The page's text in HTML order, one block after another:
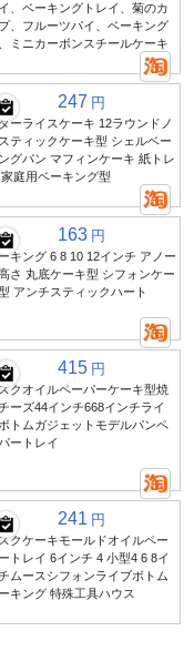
、ベーキングトレイ、菊のカ
、フルーツパイ、ベーキング
ミニカーボンスチールケーキ
247 円
ーライスケーキ 12ラウンドノ
ティックケーキ型 シェルベー
グパン マフィンケーキ 紙トレ
家庭用ベーキング型
163 円
キング 6 8 10 12インチ アノー
高さ 丸底ケーキ型 シフォンケー
アンチスティックハート
415 円
クオイルペーパーケーキ型焼
ーズ44インチ668インチライ
トムガジェットモデルパンペ
ートレイ
241 円
クケーキモールドオイルペー
トレイ 6インチ 4 小型4 6 8イ
ムースシフォンライブボトム
キング 特殊工具ハウス